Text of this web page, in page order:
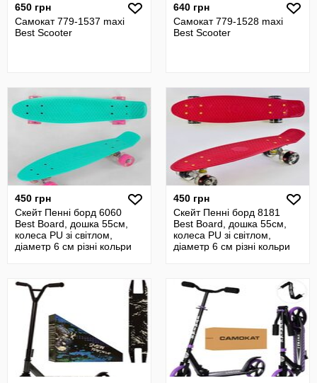
650 грн
Самокат 779-1537 maxi
Best Scooter
640 грн
Самокат 779-1528 maxi
Best Scooter
450 грн
Скейт Пенні борд 6060
Best Board, дошка 55см,
колеса PU зі світлом,
діаметр 6 см різні кольри
450 грн
Скейт Пенні борд 8181
Best Board, дошка 55см,
колеса PU зі світлом,
діаметр 6 см різні кольри